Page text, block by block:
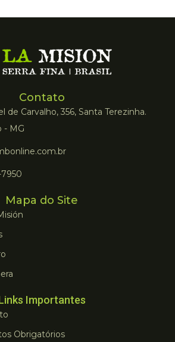
Contato
de Carvalho, 356, Santa Terezinha.
- MG
7950
Mapa do Site
Importantes
Obrigatórios